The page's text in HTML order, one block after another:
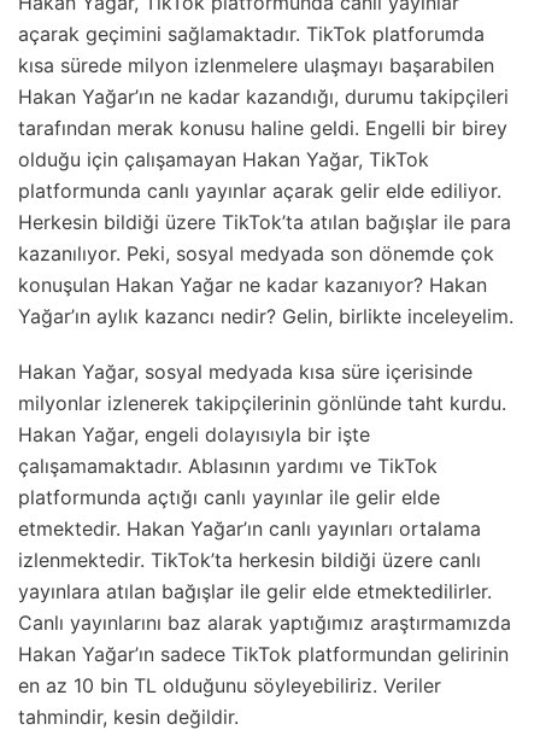
açarak geçimini sağlamaktadır. TikTok platforumda
kısa sürede milyon izlenmelere ulaşmayı başarabilen
Hakan Yağar’ın ne kadar kazandığı, durumu takipçileri
tarafından merak konusu haline geldi. Engelli bir birey
olduğu için çalışamayan Hakan Yağar, TikTok
platformunda canlı yayınlar açarak gelir elde ediliyor.
Herkesin bildiği üzere TikTok’ta atılan bağışlar ile para
kazanılıyor. Peki, sosyal medyada son dönemde çok
konuşulan Hakan Yağar ne kadar kazanıyor? Hakan
Yağar’ın aylık kazancı nedir? Gelin, birlikte inceleyelim.
Hakan Yağar, sosyal medyada kısa süre içerisinde
milyonlar izlenerek takipçilerinin gönlünde taht kurdu.
Hakan Yağar, engeli dolayısıyla bir işte
çalışamamaktadır. Ablasının yardımı ve TikTok
platformunda açtığı canlı yayınlar ile gelir elde
etmektedir. Hakan Yağar’ın canlı yayınları ortalama
izlenmektedir. TikTok’ta herkesin bildiği üzere canlı
yayınlara atılan bağışlar ile gelir elde etmektedilirler.
Canlı yayınlarını baz alarak yaptığımız araştırmamızda
Hakan Yağar’ın sadece TikTok platformundan gelirinin
en az 10 bin TL olduğunu söyleyebiliriz. Veriler
tahmindir, kesin değildir.